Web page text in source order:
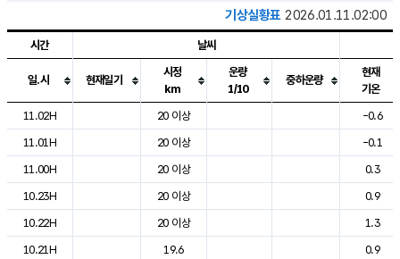
기상실황표 2026.01.11.02:00
도시별 기상실황표로 지점, 날씨, 기온, 강수, 바람, 기압등을 안내한 표입
시간 날씨
일.시 현재일기
시정
km
운량
1/10
중하운량
현재
기온
11.02H
20 이상
-0.6
11.01H
20 이상
-0.1
11.00H
20 이상
0.3
10.23H
20 이상
0.9
10.22H
20 이상
1.3
10.21H
19.6
0.9